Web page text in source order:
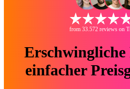
from 33.572 reviews on
einfacher